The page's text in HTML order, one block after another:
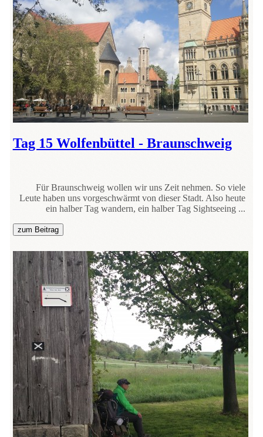
Tag 15 Wolfenbüttel - Braunschweig
Für Braunschweig wollen wir uns Zeit nehmen. So viele
Leute haben uns vorgeschwärmt von dieser Stadt. Also heute
ein halber Tag wandern, ein halber Tag Sightseeing ...
zum Beitrag